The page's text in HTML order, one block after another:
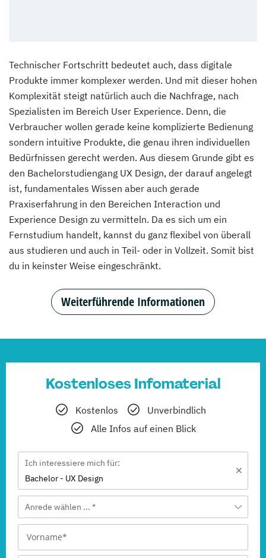
Technischer Fortschritt bedeutet auch, dass digitale
Produkte immer komplexer werden. Und mit dieser hohen
Komplexität steigt natürlich auch die Nachfrage, nach
Spezialisten im Bereich User Experience. Denn, die
Verbraucher wollen gerade keine komplizierte Bedienung
sondern intuitive Produkte, die genau ihren individuellen
Bedürfnissen gerecht werden. Aus diesem Grunde gibt es
den Bachelorstudiengang UX Design, der darauf angelegt
ist, fundamentales Wissen aber auch gerade
Praxiserfahrung in den Bereichen Interaction und
Experience Design zu vermitteln. Da es sich um ein
Fernstudium handelt, kannst du ganz flexibel von überall
aus studieren und auch in Teil- oder in Vollzeit. Somit bist
du in keinster Weise eingeschränkt.
Weiterführende Informationen
Kostenloses Infomaterial
Kostenlos
Unverbindlich
Alle Infos auf einen Blick
Ich interessiere mich für:
Bachelor - UX Design
Anrede wählen ... *